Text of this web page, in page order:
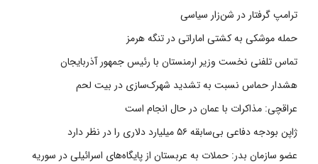
ترامپ گرفتار در شن‌زار سیاسی
حمله موشکی به کشتی اماراتی در تنگه هرمز
تماس تلفنی نخست وزیر ارمنستان با رئیس جمهور آذربایجان
هشدار حماس نسبت به تشدید شهرک‌سازی در بیت‌ لحم
عراقچی: مذاکرات با عمان در حال انجام است
ژاپن بودجه دفاعی بی‌سابقه ۵۶ میلیارد دلاری را در نظر دارد
عضو سازمان بدر: حملات به عربستان از پایگاه‌های اسرائیلی در سوریه